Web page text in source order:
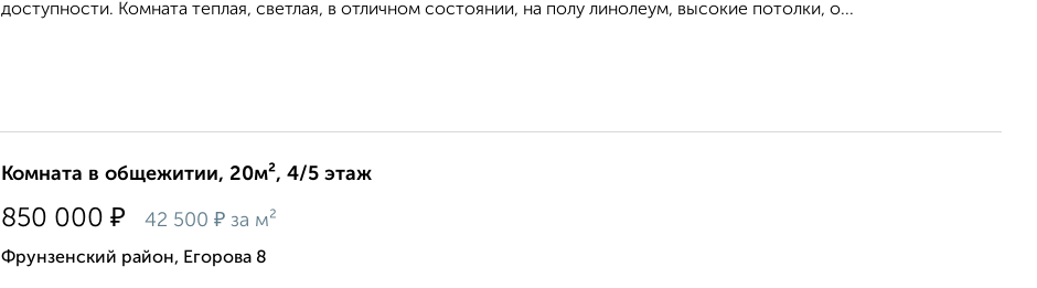
доступности. Комната теплая, светлая, в отличном состоянии, на полу линолеум, высокие потолки, о...
Комната в общежитии, 20м², 4/5 этаж
850 000 ₽ 42 500 ₽ за м²
Фрунзенский район, Егорова 8